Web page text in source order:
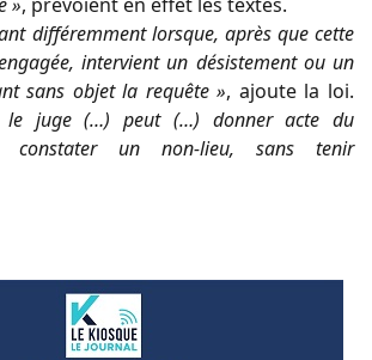
différemment lorsque, après que cette
intervient un désistement ou un
sans objet la requête », ajoute la loi.
le juge (…) peut (…) donner acte du
constater un non-lieu, sans tenir